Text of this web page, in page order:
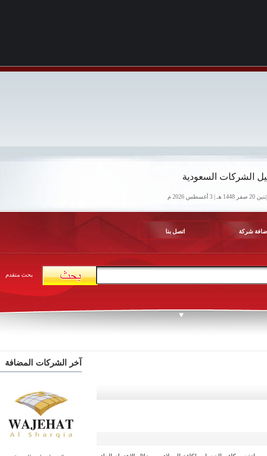
الشركات السعودية
صفر 1448 هـ | 3 أغسطس 2026 م
إضافة شركة اتصل بنا
بحث متقدم
آخر الشركات المضافة